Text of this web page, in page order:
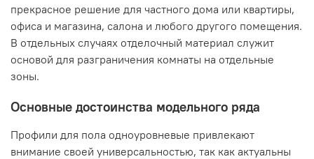
прекрасное решение для частного дома или квартиры,
офиса и магазина, салона и любого другого помещения.
В отдельных случаях отделочный материал служит
основой для разграничения комнаты на отдельные
зоны.
Основные достоинства модельного ряда
Профили для пола одноуровневые привлекают
внимание своей универсальностью, так как актуальны